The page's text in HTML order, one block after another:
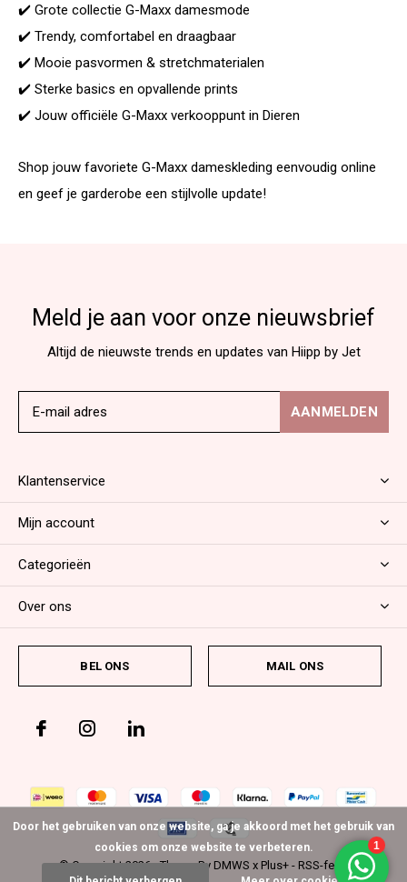
✔️ Grote collectie G-Maxx damesmode
✔️ Trendy, comfortabel en draagbaar
✔️ Mooie pasvormen & stretchmaterialen
✔️ Sterke basics en opvallende prints
✔️ Jouw officiële G-Maxx verkooppunt in Dieren
Shop jouw favoriete G-Maxx dameskleding eenvoudig online
en geef je garderobe een stijlvolle update!
Meld je aan voor onze nieuwsbrief
Altijd de nieuwste trends en updates van Hiipp by Jet
AANMELDEN
Klantenservice
Mijn account
Categorieën
Over ons
BEL ONS MAIL ONS
© Copyright2026- Theme By DMWS x Plus+ - RSS-feed
Door het gebruiken van onze website, ga je akkoord met het gebruik van
cookies om onze website te verbeteren.